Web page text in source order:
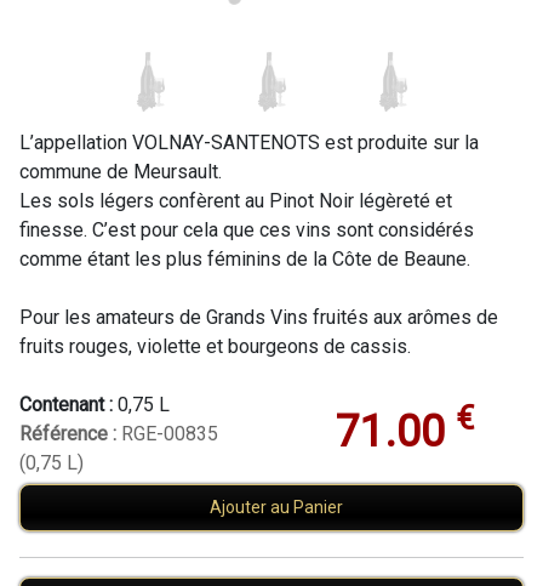
L’appellation VOLNAY-SANTENOTS est produite sur la
commune de Meursault.
Les sols légers confèrent au Pinot Noir légèreté et
finesse. C’est pour cela que ces vins sont considérés
comme étant les plus féminins de la Côte de Beaune.
Pour les amateurs de Grands Vins fruités aux arômes de
fruits rouges, violette et bourgeons de cassis.
Contenant : 0,75 L
Référence : RGE-00835
(0,75 L)
71.00 €
Ajouter au Panier